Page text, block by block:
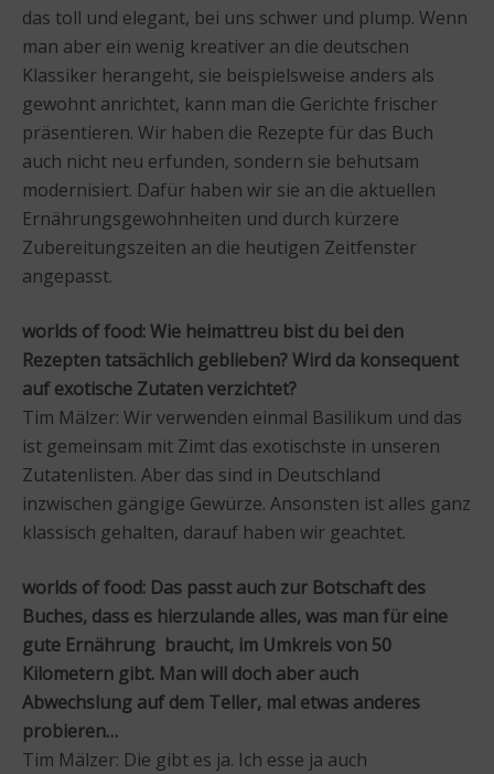
das toll und elegant, bei uns schwer und plump. Wenn
man aber ein wenig kreativer an die deutschen
Klassiker herangeht, sie beispielsweise anders als
gewohnt anrichtet, kann man die Gerichte frischer
präsentieren. Wir haben die Rezepte für das Buch
auch nicht neu erfunden, sondern sie behutsam
modernisiert. Dafür haben wir sie an die aktuellen
Ernährungsgewohnheiten und durch kürzere
Zubereitungszeiten an die heutigen Zeitfenster
angepasst.
worlds of food: Wie heimattreu bist du bei den
Rezepten tatsächlich geblieben? Wird da konsequent
auf exotische Zutaten verzichtet?
Tim Mälzer: Wir verwenden einmal Basilikum und das
ist gemeinsam mit Zimt das exotischste in unseren
Zutatenlisten. Aber das sind in Deutschland
inzwischen gängige Gewürze. Ansonsten ist alles ganz
klassisch gehalten, darauf haben wir geachtet.
worlds of food: Das passt auch zur Botschaft des
Buches, dass es hierzulande alles, was man für eine
gute Ernährung braucht, im Umkreis von 50
Kilometern gibt. Man will doch aber auch
Abwechslung auf dem Teller, mal etwas anderes
probieren…
Tim Mälzer: Die gibt es ja. Ich esse ja auch